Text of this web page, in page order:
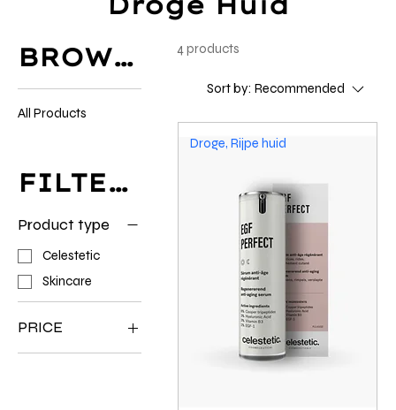
BROWSE BY
All Products
FILTER BY
Product type
Celestetic
Skincare
PRICE
4 products
Sort by: Recommended
Droge, Rijpe huid